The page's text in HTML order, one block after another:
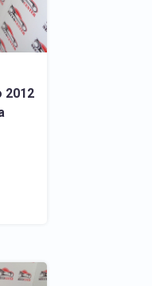
2012